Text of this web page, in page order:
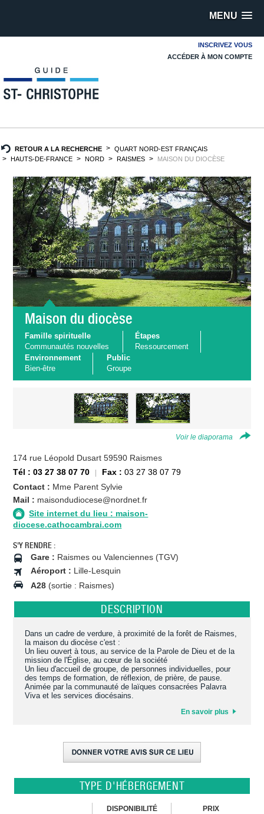
MENU
INSCRIVEZ VOUS
ACCÉDER À MON COMPTE
RETOUR A LA RECHERCHE
QUART NORD-EST FRANÇAIS
HAUTS-DE-FRANCE
NORD RAISMES MAISON DU DIOCÈSE
Maison du diocèse
Famille spirituelle
Communautés nouvelles
Étapes
Ressourcement
Environnement
Bien-être
Public
Groupe
Voir le diaporama
174 rue Léopold Dusart 59590 Raismes
Tél : 03 27 38 07 70
Fax : 03 27 38 07 79
Contact : Mme Parent Sylvie
Mail : maisondudiocese@nordnet.fr
Site internet du lieu : maison-
diocese.cathocambrai.com
S'Y RENDRE :
Gare : Raismes ou Valenciennes (TGV)
Aéroport : Lille-Lesquin
A28 (sortie : Raismes)
DESCRIPTION
Dans un cadre de verdure, à proximité de la forêt de Raismes,
la maison du diocèse c'est :
Un lieu ouvert à tous, au service de la Parole de Dieu et de la
mission de l'Église, au cœur de la société
Un lieu d'accueil de groupe, de personnes individuelles, pour
des temps de formation, de réflexion, de prière, de pause.
Animée par la communauté de laïques consacrées Palavra
Viva et les services diocésains.
En savoir plus
TYPE D'HÉBERGEMENT
DISPONIBILITÉ
PRIX